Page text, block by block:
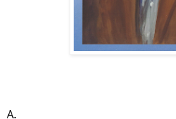
Α.